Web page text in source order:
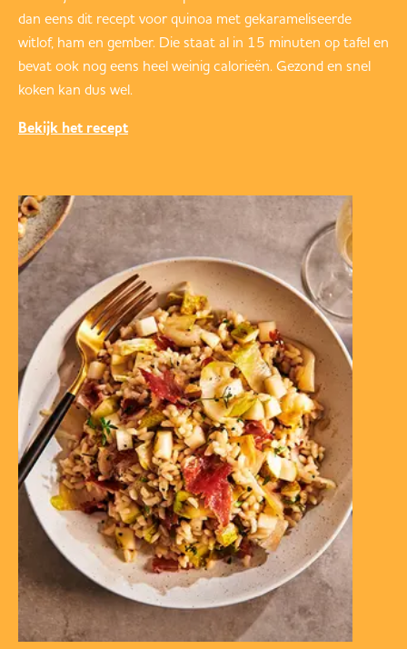
dan eens dit recept voor quinoa met gekarameliseerde
witlof, ham en gember. Die staat al in 15 minuten op tafel en
bevat ook nog eens heel weinig calorieën. Gezond en snel
koken kan dus wel.
Bekijk het recept